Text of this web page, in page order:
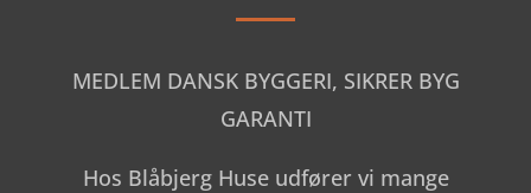
MEDLEM DANSK BYGGERI, SIKRER BYG
GARANTI
Hos Blåbjerg Huse udfører vi mange